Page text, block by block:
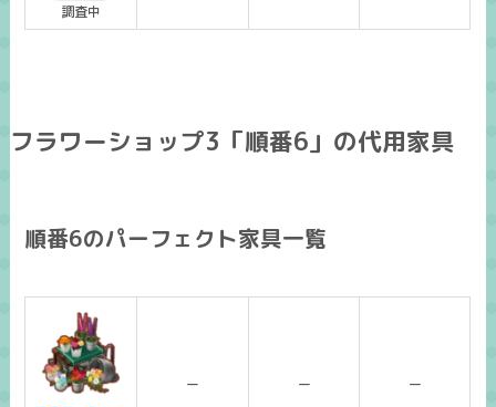
調査中
フラワーショップ3「順番6」の代用家具
順番6のパーフェクト家具一覧
ー ー ー